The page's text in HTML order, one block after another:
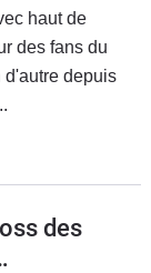
haut de
des fans du
d'autre depuis